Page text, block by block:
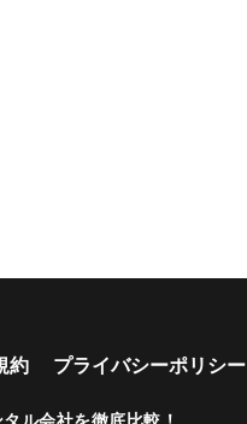
約 プライバシーポリシー
ル会社を徹底比較！